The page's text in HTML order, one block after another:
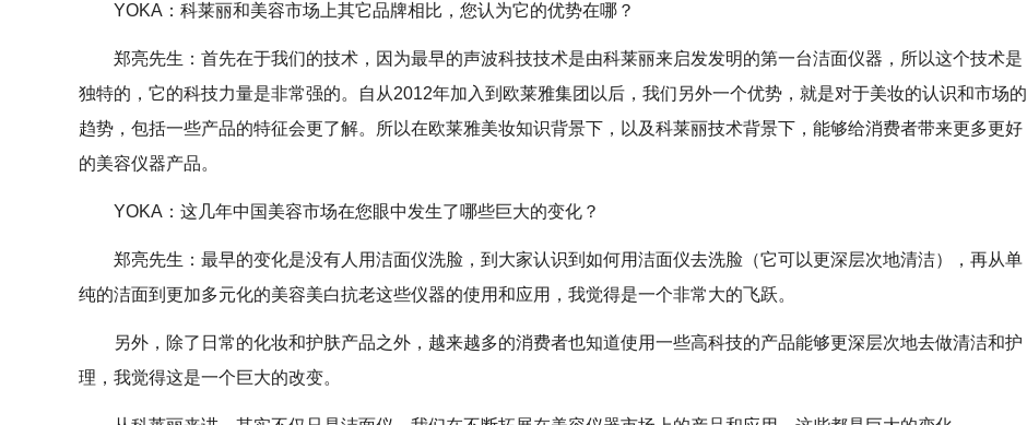
YOKA：科莱丽和美容市场上其它品牌相比，您认为它的优势在哪？
郑亮先生：首先在于我们的技术，因为最早的声波科技技术是由科莱丽来启发发明的第一台洁面仪器，所以这个技术是
独特的，它的科技力量是非常强的。自从2012年加入到欧莱雅集团以后，我们另外一个优势，就是对于美妆的认识和市场的
趋势，包括一些产品的特征会更了解。所以在欧莱雅美妆知识背景下，以及科莱丽技术背景下，能够给消费者带来更多更好
的美容仪器产品。
YOKA：这几年中国美容市场在您眼中发生了哪些巨大的变化？
郑亮先生：最早的变化是没有人用洁面仪洗脸，到大家认识到如何用洁面仪去洗脸（它可以更深层次地清洁），再从单
纯的洁面到更加多元化的美容美白抗老这些仪器的使用和应用，我觉得是一个非常大的飞跃。
另外，除了日常的化妆和护肤产品之外，越来越多的消费者也知道使用一些高科技的产品能够更深层次地去做清洁和护
理，我觉得这是一个巨大的改变。